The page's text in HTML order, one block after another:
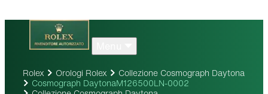
Rolex Orologi Rolex
Collezione Cosmograph Daytona
Cosmograph DaytonaM126500LN-0002